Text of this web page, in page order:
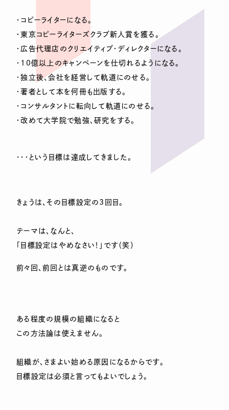
・コピーライターになる。
・東京コピーライターズクラブ新人賞を獲る。
・広告代理店のクリエイティブ・ディレクターになる。
・10億以上のキャンペーンを仕切れるようになる。
・独立後、会社を経営して軌道にのせる。
・著者として本を何冊も出版する。
・コンサルタントに転向して軌道にのせる。
・改めて大学院で勉強、研究をする。
・・・という目標は達成してきました。
きょうは、その目標設定の3回目。
テーマは、なんと、
「目標設定はやめなさい！」です（笑）
前々回、前回とは真逆のものです。
ある程度の規模の組織になると
この方法論は使えません。
組織が、さまよい始める原因になるからです。
目標設定は必須と言ってもよいでしょう。